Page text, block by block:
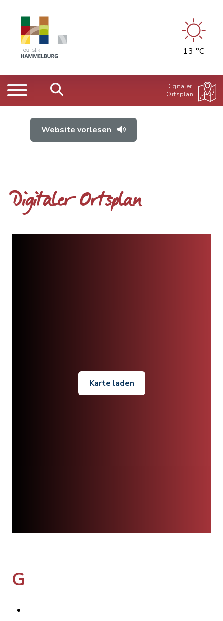
13 °C
Digitaler
Ortsplan
Website vorlesen
Digitaler Ortsplan
Karte laden
G